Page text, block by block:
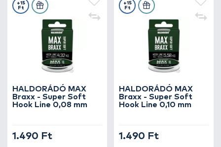
HALDORÁDÓ MAX
Braxx - Super Soft
Hook Line 0,08 mm
+15
Ft
1.490 Ft
HALDORÁDÓ MAX
Braxx - Super Soft
Hook Line 0,10 mm
+15
Ft
1.490 Ft